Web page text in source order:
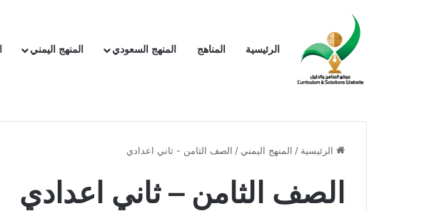
الرئيسية المناهج المنهج السعودي المنهج اليمني
الرئيسية / المنهج اليمني / الصف الثامن - ثاني اعدادي
الصف الثامن – ثاني اعدادي